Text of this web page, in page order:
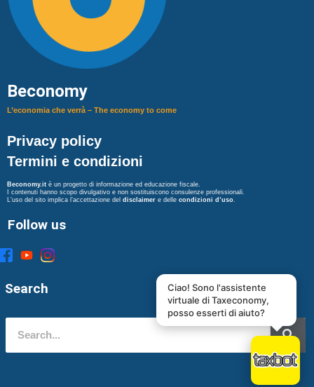
Beconomy
L’economia che verrà – The economy to come
Privacy policy
Termini e condizioni
Beconomy.it è un progetto di informazione ed educazione fiscale.
I contenuti hanno scopo divulgativo e non sostituiscono consulenze professionali.
L’uso del sito implica l’accettazione del disclaimer e delle condizioni d’uso
Follow us
Search
Ciao! Sono l'assistente
virtuale di Taxeconomy,
posso esserti di aiuto?